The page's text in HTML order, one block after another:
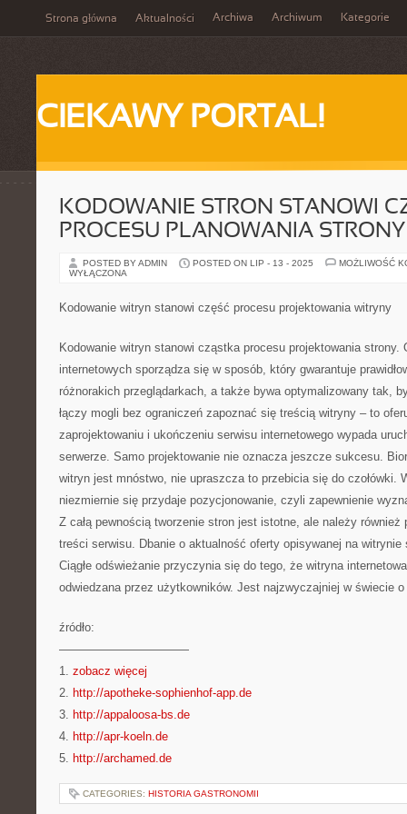
Strona główna Aktualności Archiwa Archiwum Kategorie
CIEKAWY PORTAL!
KODOWANIE STRON STANOWI
PROCESU PLANOWANIA STRONY
POSTED BY ADMIN POSTED ON LIP - 13 - 2025
MOŻLIWOŚĆ
WYŁĄCZONA
Kodowanie witryn stanowi część procesu projektowania witryny
Kodowanie witryn stanowi cząstka procesu projektowania strony.
internetowych sporządza się w sposób, który gwarantuje
różnorakich przeglądarkach, a także bywa optymalizowany tak,
łączy mogli bez ograniczeń zapoznać się treścią witryny – to
zaprojektowaniu i ukończeniu serwisu internetowego wypada
serwerze. Samo projektowanie nie oznacza jeszcze sukcesu.
witryn jest mnóstwo, nie upraszcza to przebicia się do czołówki.
niezmiernie się przydaje pozycjonowanie, czyli zapewnienie
Z całą pewnością tworzenie stron jest istotne, ale należy również
treści serwisu. Dbanie o aktualność oferty opisywanej na witrynie
Ciągłe odświeżanie przyczynia się do tego, że witryna
odwiedzana przez użytkowników. Jest najzwyczajniej w świecie
źródło:
———————————
1. zobacz więcej
2. http://apotheke-sophienhof-app.de
3. http://appaloosa-bs.de
4. http://apr-koeln.de
5. http://archamed.de
CATEGORIES: HISTORIA GASTRONOMII